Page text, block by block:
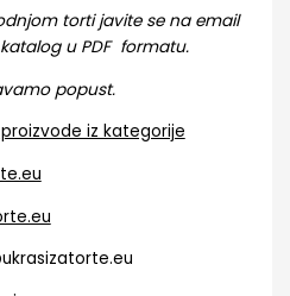
torti javite se na email
u PDF formatu.
popust.
iz kategorije